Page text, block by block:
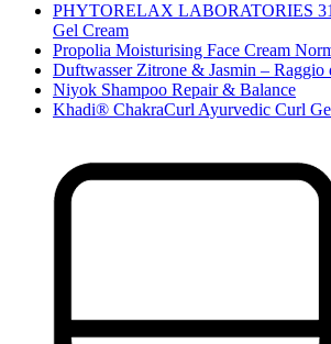
PHYTORELAX LABORATORIES
Gel Cream
Propolia Moisturising Face Cream
Duftwasser Zitrone & Jasmin – Raggio
Niyok Shampoo Repair & Balance
Khadi® ChakraCurl Ayurvedic Curl